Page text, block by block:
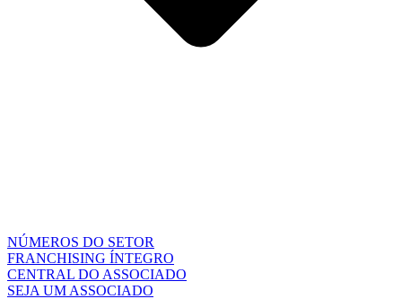
NÚMEROS DO SETOR
FRANCHISING ÍNTEGRO
CENTRAL DO ASSOCIADO
SEJA UM ASSOCIADO